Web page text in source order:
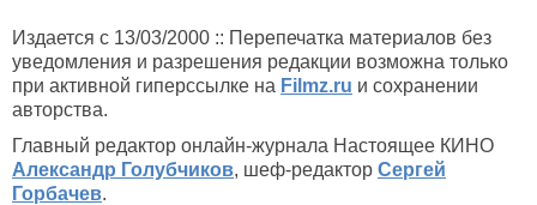
Издается с 13/03/2000 :: Перепечатка материалов без
уведомления и разрешения редакции возможна только
при активной гиперссылке на Filmz.ru и сохранении
авторства.
Главный редактор онлайн-журнала Настоящее КИНО
Александр Голубчиков, шеф-редактор Сергей
Горбачев.